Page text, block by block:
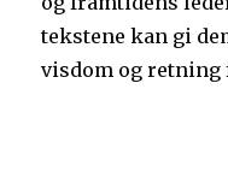
tekstene kan gi
visdom og retning